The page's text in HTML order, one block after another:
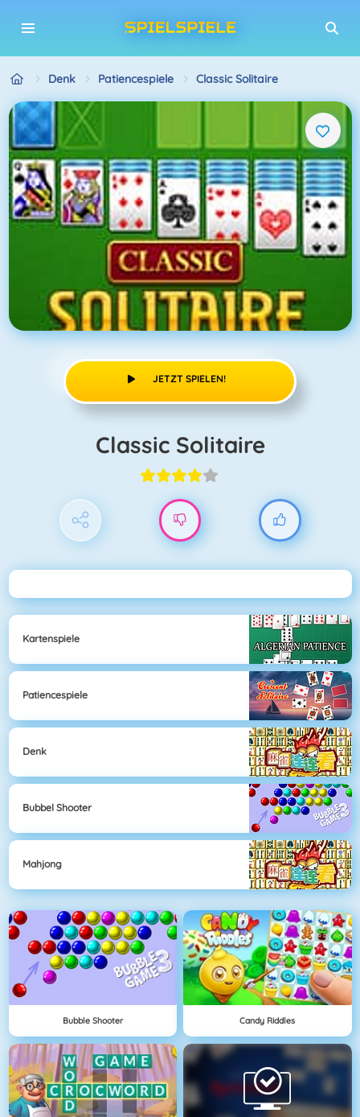
Denk Patiencespiele Classic Solitaire
JETZT SPIELEN!
Classic Solitaire
Kartenspiele
Patiencespiele
Denk
Bubbel Shooter
Mahjong
Bubble Shooter Candy Riddles